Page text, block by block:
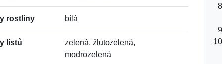
rostliny bílá
listů
zelená, žlutozelená,
modrozelená